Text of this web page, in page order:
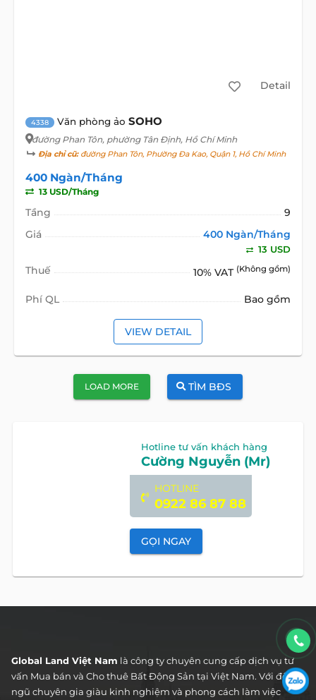
Detail
4338 Văn phòng ảo SOHO
đường Phan Tôn, phường Tân Định, Hồ Chí Minh
Địa chỉ cũ:đường Phan Tôn, Phường Đa Kao, Quận 1, Hồ Chí Minh
400 Ngàn/Tháng
13 USD/Tháng
Tầng
9
Giá
400 Ngàn/Tháng
13 USD
Thuế 10% VAT (Không gồm)
Phí QL Bao gồm
VIEW DETAIL
LOAD MORE TÌM BĐS
Hotline tư vấn khách hàng
Cường Nguyễn (Mr)
HOTLINE
0922 86 87 88
GỌI NGAY
Global Land Việt Nam là công ty chuyên cung cấp dịch vụ tư
vấn Mua bán và Cho thuê Bất Động Sản tại Việt Nam. Với đội
ngũ chuyên gia giàu kinh nghiệm và phong cách làm việc